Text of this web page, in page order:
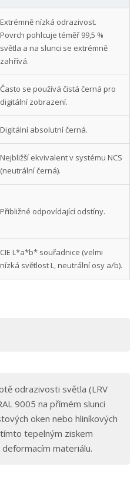
Extrémně nízká odrazivost.
Povrch pohlcuje téměř 99,5 %
světla a na slunci se extrémně
zahřívá.
Často se používá čistá černá pro
digitální zobrazení.
Digitální absolutní černá.
Nejbližší ekvivalent v systému NCS
(neutrální černá).
Přibližné odpovídající odstíny.
CIE L*a*b* souřadnice (velmi
nízká světlost L, neutrální osy a/b).
odrazivosti světla (LRV
9005 na přímém slunci
oken nebo hliníkových
tepelným ziskem
materiálu.